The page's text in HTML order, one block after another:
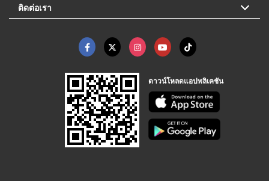
ติดต่อเรา
ดาวน์โหลดแอปพลิเคชัน